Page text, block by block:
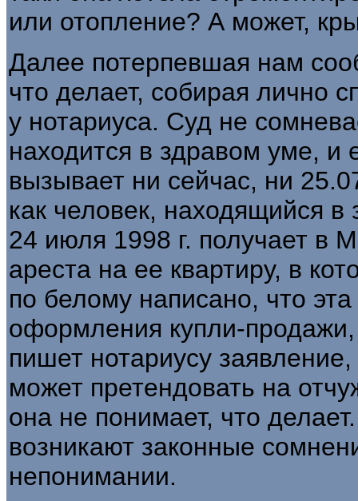
или отопление? А может,
Далее потерпевшая нам
что делает, собирая лично
у нотариуса. Суд не
находится в здравом уме, и
вызывает ни сейчас, ни
как человек, находящийся
24 июля 1998 г. полу­чает в
ареста на ее квар­тиру, в
по белому написано, что
оформ­ления купли-
пишет нотариусу
может претендовать на
она не понимает, что
возникают законные
непонимании.